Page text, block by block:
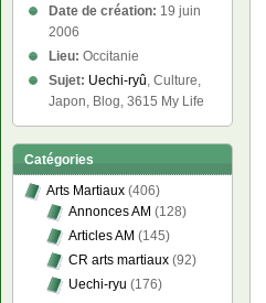
Date de création: 19 juin
2006
Lieu: Occitanie
Sujet: Uechi-ryû, Culture,
Japon, Blog, 3615 My Life
Catégories
Arts Martiaux (406)
Annonces AM (128)
Articles AM (145)
CR arts martiaux (92)
Uechi-ryu (176)